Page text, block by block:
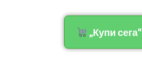
„Купи сега“